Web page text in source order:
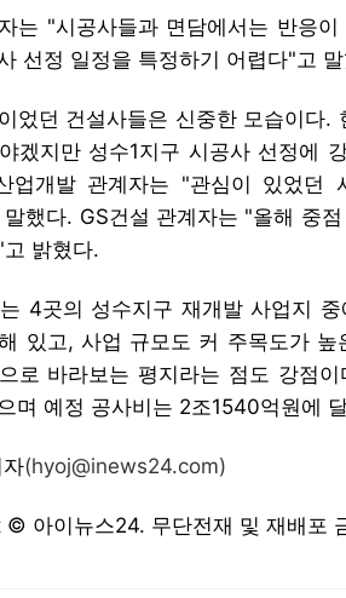
는 "시공사들과 면담에서는 반응
선정 일정을 특정하기 어렵다"고
었던 건설사들은 신중한 모습이다
겠지만 성수1지구 시공사 선정에
업개발 관계자는 "관심이 있었던
했다. GS건설 관계자는 "올해 중
밝혔다.
4곳의 성수지구 재개발 사업지
있고, 사업 규모도 커 주목도가
로 바라보는 평지라는 점도 강점
며 예정 공사비는 2조1540억원에
(hyoj@inews24.com)
아이뉴스24. 무단전재 및 재배포